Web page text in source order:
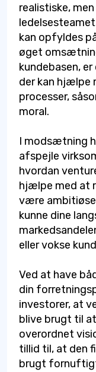
realistiske,
kan opfyldes
øget
kundebasen,
der kan hjælpe
processer,
moral.
I modsætning
afspejle
hvordan
hjælpe med at
være
kunne dine
eller vokse
Ved at have
din
investorer, at
blive brugt til
overordnet
tillid til, at den
brugt